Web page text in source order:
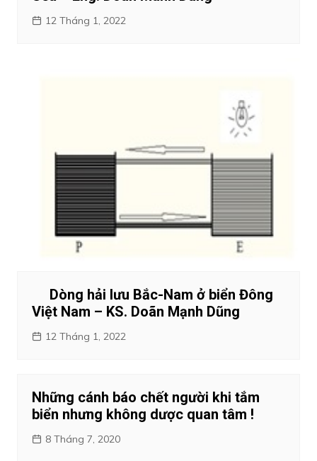
12 Tháng 1, 2022
Dòng hải lưu Bắc-Nam ở biển Đông
Việt Nam – KS. Doãn Mạnh Dũng
12 Tháng 1, 2022
Những cánh báo chết người khi tắm
biển nhưng không dược quan tâm !
8 Tháng 7, 2020